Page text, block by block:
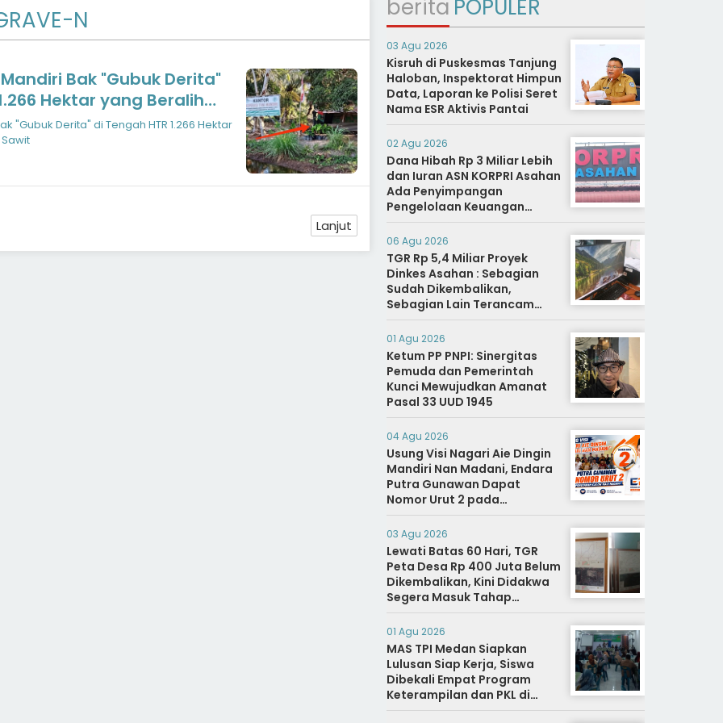
N
Bak "Gubuk Derita"
Hektar yang Beralih
"Gubuk Derita" di Tengah HTR 1.266 Hektar
Lanjut
berita POPULER
03 Agu 2026
Kisruh di Puskesmas Tanjung
Haloban, Inspektorat Himpun
Data, Laporan ke Polisi Seret
Nama ESR Aktivis Pantai
02 Agu 2026
Dana Hibah Rp 3 Miliar Lebih
dan Iuran ASN KORPRI Asahan
Ada Penyimpangan
Pengelolaan Keuangan
Dipertanyakan, Aparat
Diminta Segera Usut
06 Agu 2026
TGR Rp 5,4 Miliar Proyek
Dinkes Asahan : Sebagian
Sudah Dikembalikan,
Sebagian Lain Terancam
Sanksi Hukuman Berat
01 Agu 2026
Ketum PP PNPI: Sinergitas
Pemuda dan Pemerintah
Kunci Mewujudkan Amanat
Pasal 33 UUD 1945
04 Agu 2026
Usung Visi Nagari Aie Dingin
Mandiri Nan Madani, Endara
Putra Gunawan Dapat
Nomor Urut 2 pada
Penetapan Calon Wali
Nagari.
03 Agu 2026
Lewati Batas 60 Hari, TGR
Peta Desa Rp 400 Juta Belum
Dikembalikan, Kini Didakwa
Segera Masuk Tahap
Penyidikan
01 Agu 2026
MAS TPI Medan Siapkan
Lulusan Siap Kerja, Siswa
Dibekali Empat Program
Keterampilan dan PKL di
Dunia Industri